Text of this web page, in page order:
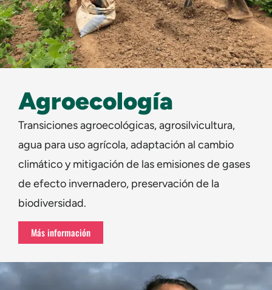
Agroecología
Transiciones agroecológicas, agrosilvicultura,
agua para uso agrícola, adaptación al cambio
climático y mitigación de las emisiones de gases
de efecto invernadero, preservación de la
biodiversidad.
Más información